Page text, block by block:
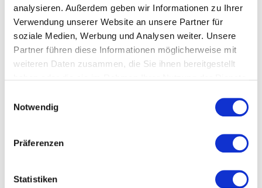
analysieren. Außerdem geben wir Informationen zu Ihrer
Verwendung unserer Website an unsere Partner für
soziale Medien, Werbung und Analysen weiter. Unsere
Partner führen diese Informationen möglicherweise mit
weiteren Daten zusammen, die Sie ihnen bereitgestellt
Notwendig
Präferenzen
Statistiken
Kundenbewertungen
Handwerk" mit interessanten Impulsen zu den
Themen Teambildung, Motivation, Talentförderung